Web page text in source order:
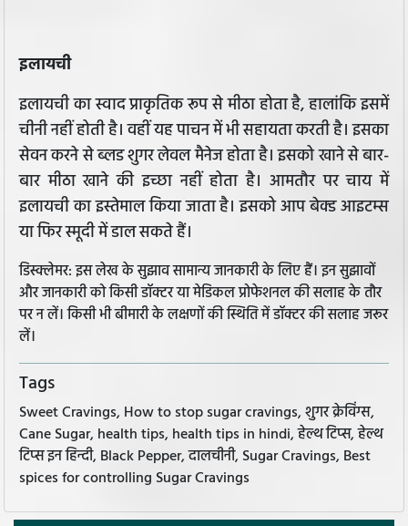
इलायची
इलायची का स्वाद प्राकृतिक रूप से मीठा होता है, हालांकि इसमें
चीनी नहीं होती है। वहीं यह पाचन में भी सहायता करती है। इसका
सेवन करने से ब्लड शुगर लेवल मैनेज होता है। इसको खाने से बार-
बार मीठा खाने की इच्छा नहीं होता है। आमतौर पर चाय में
इलायची का इस्तेमाल किया जाता है। इसको आप बेक्ड आइटम्स
या फिर स्मूदी में डाल सकते हैं।
डिस्क्लेमर: इस लेख के सुझाव सामान्य जानकारी के लिए हैं। इन सुझावों
और जानकारी को किसी डॉक्टर या मेडिकल प्रोफेशनल की सलाह के तौर
पर न लें। किसी भी बीमारी के लक्षणों की स्थिति में डॉक्टर की सलाह जरूर
लें।
Tags
Sweet Cravings, How to stop sugar cravings, शुगर क्रेविंग्स,
Cane Sugar, health tips, health tips in hindi, हेल्थ टिप्स, हेल्थ
टिप्स इन हिन्दी, Black Pepper, दालचीनी, Sugar Cravings, Best
spices for controlling Sugar Cravings